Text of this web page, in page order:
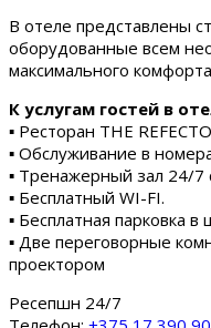
В отеле представлены
оборудованные всем
максимального
К услугам гостей в
▪ Ресторан THE
▪ Обслуживание в
▪ Тренажерный зал 24/
▪ Бесплатный WI-FI.
▪ Бесплатная парковка
▪ Две переговорные
проектором
Ресепшн 24/7